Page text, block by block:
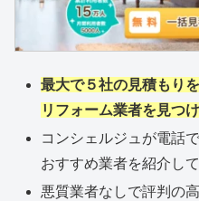
最大で５社の見積もり
リフォーム業者を見つ
コンシェルジュが電話
おすすめ業者を紹介し
悪質業者なしで評判の